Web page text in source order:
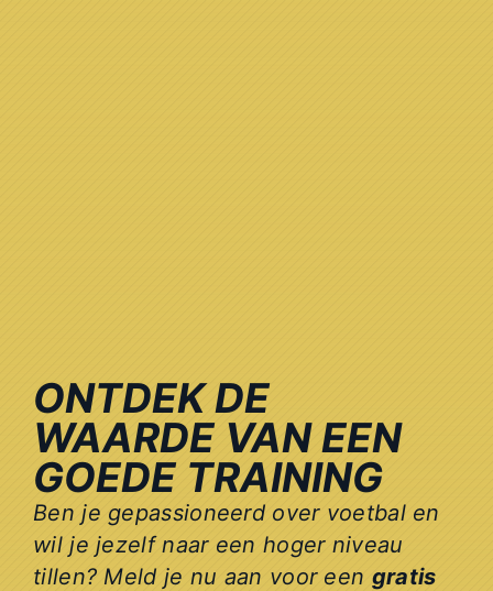
ONTDEK DE
WAARDE VAN EEN
GOEDE TRAINING
Ben je gepassioneerd over voetbal en
wil je jezelf naar een hoger niveau
tillen? Meld je nu aan voor een gratis